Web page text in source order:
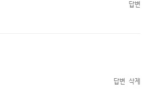
답변
답변 삭제